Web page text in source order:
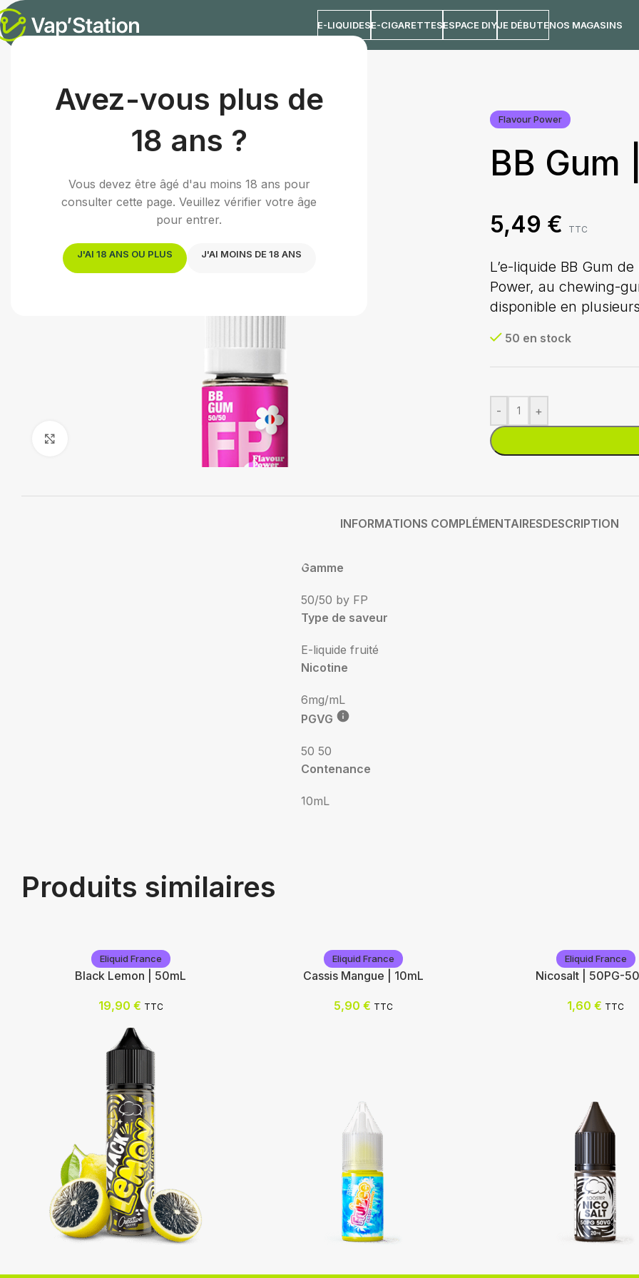
Avez-vous plus de
18 ans ?
Vous devez être âgé d'au moins 18 ans pour
consulter cette page. Veuillez vérifier votre âge
pour entrer.
J'AI 18 ANS OU PLUS J'AI MOINS DE 18 ANS
E-LIQUIDESE-CIGARETTESESPACE DIYJE DÉBUTENOS MAGASINS
/E-liquides BB Gum | 10mL
Flavour Power
BB Gum
5,49 € TTC
L’e-liquide BB Gum
Power, au chewing-
disponible en
50 en stock
- +
INFORMATIONS COMPLÉMENTAIRESDESCRIPTION
Gamme
50/50 by FP
Type de saveur
E-liquide fruité
Nicotine
6mg/mL
PGVG
50 50
Contenance
10mL
Produits similaires
Eliquid France
Black Lemon | 50mL
19,90 € TTC
Eliquid France
Cassis Mangue | 10mL
5,90 € TTC
Eliquid France
Nicosalt | 50PG-
1,60 € TTC